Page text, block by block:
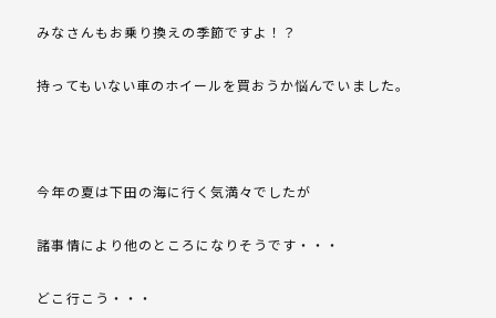
みなさんもお乗り換えの季節ですよ！？
持ってもいない車のホイールを買おうか悩んでいました。
今年の夏は下田の海に行く気満々でしたが
諸事情により他のところになりそうです・・・
どこ行こう・・・